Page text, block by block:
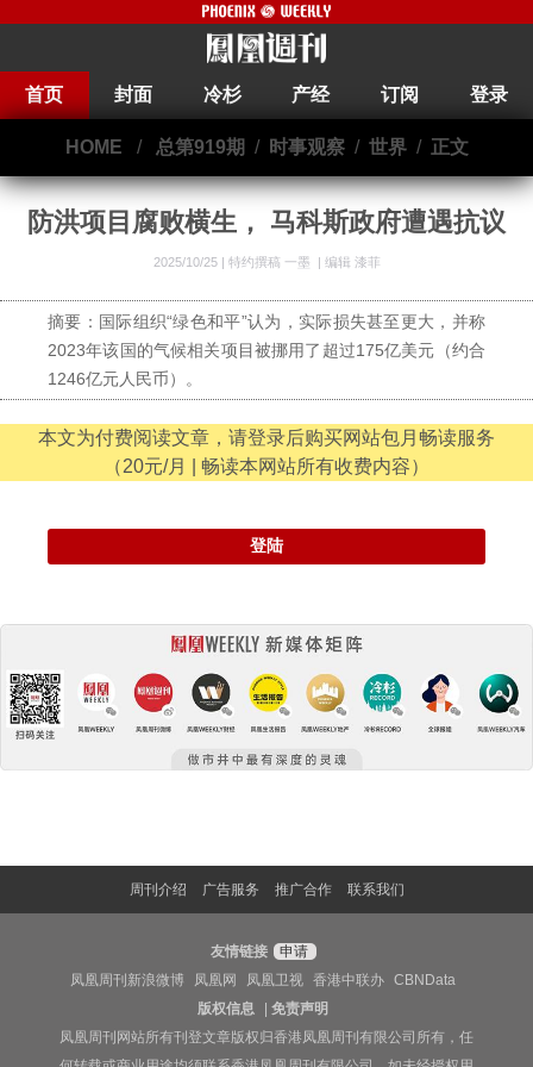
首页 封面 冷杉 产经 订阅 登录
HOME / 总第919期 / 时事观察/ 世界/ 正文
防洪项目腐败横生， 马科斯政府遭遇抗议
2025/10/25 | 特约撰稿 一墨 编辑 漆菲
摘要：国际组织“绿色和平”认为，实际损失甚至更大，并称
2023年该国的气候相关项目被挪用了超过175亿美元（约合
1246亿元人民币）。
本文为付费阅读文章，请登录后购买网站包月畅读服务
（20元/月 | 畅读本网站所有收费内容）
登陆
周刊介绍 广告服务 推广合作 联系我们
友情链接
申请
凤凰周刊新浪微博
凤凰网 凤凰卫视 香港中联办
CBNData
版权信息
|免责声明
凤凰周刊网站所有刊登文章版权归香港凤凰周刊有限公司所有，任